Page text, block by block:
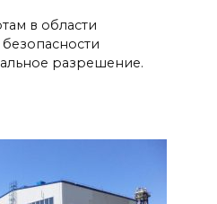
в области
разрешение.